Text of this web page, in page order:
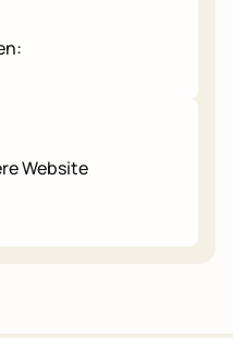
Website